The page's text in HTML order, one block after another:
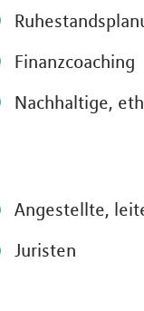
Finanzcoaching
Nachhaltige,
Angestellte,
Juristen